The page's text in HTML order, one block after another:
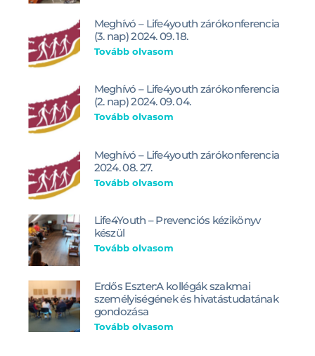
Meghívó – Life4youth zárókonferencia
(3. nap) 2024. 09. 18.
Tovább olvasom
Meghívó – Life4youth zárókonferencia
(2. nap) 2024. 09. 04.
Tovább olvasom
Meghívó – Life4youth zárókonferencia
2024. 08. 27.
Tovább olvasom
Life4Youth – Prevenciós kézikönyv
készül
Tovább olvasom
Erdős Eszter:A kollégák szakmai
személyiségének és hivatástudatának
gondozása
Tovább olvasom